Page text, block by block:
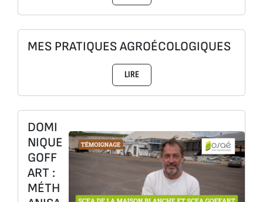
MES PRATIQUES AGROÉCOLOGIQUES
LIRE
DOMI
NIQUE
GOFF
ART :
MÉTH